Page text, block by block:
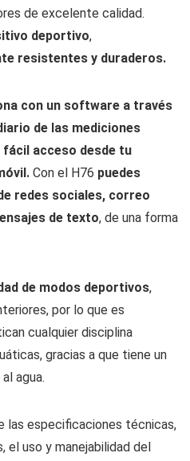
de excelente calidad.
deportivo,
resistentes y duraderos.
con un software a través
de las mediciones
fácil acceso desde tu
Con el H76 puedes
redes sociales, correo
de texto, de una forma
de modos deportivos,
por lo que es
cualquier disciplina
gracias a que tiene un
agua.
las especificaciones técnicas,
el uso y manejabilidad del